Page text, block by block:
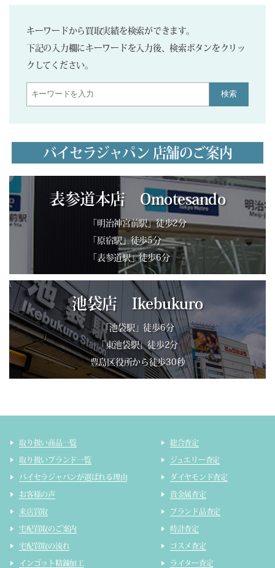
キーワードから買取実績を検索ができます。
下記の入力欄にキーワードを入力後、検索ボタンをクリッ
クしてください。
検索
バイセラジャパン 店舗のご案内
表参道本店 Omotesando
「明治神宮前駅」徒歩2分
「原宿駅」徒歩5分
「表参道駅」徒歩6分
池袋店 Ikebukuro
「池袋駅」徒歩6分
「東池袋駅」徒歩2分
豊島区役所から徒歩30秒
取り扱い商品一覧
取り扱いブランド一覧
バイセラジャパンが選ばれる理由
お客様の声
来店買取
宅配買取のご案内
宅配買取の流れ
インゴット精錬加工
総合査定
ジュエリー査定
ダイヤモンド査定
貴金属査定
ブランド品査定
時計査定
コスメ査定
ライター査定